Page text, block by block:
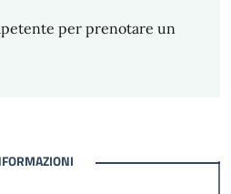
per prenotare un